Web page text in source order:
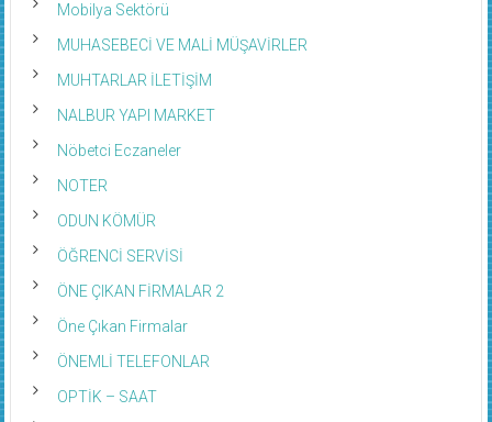
Mobilya Sektörü
MUHASEBECİ VE MALİ MÜŞAVİRLER
MUHTARLAR İLETİŞİM
NALBUR YAPI MARKET
Nöbetci Eczaneler
NOTER
ODUN KÖMÜR
ÖĞRENCİ SERVİSİ
ÖNE ÇIKAN FİRMALAR 2
Öne Çıkan Firmalar
ÖNEMLİ TELEFONLAR
OPTİK – SAAT